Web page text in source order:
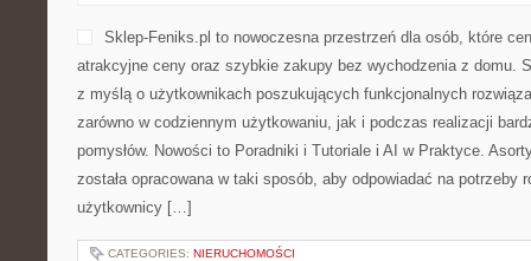
Sklep-Feniks.pl to nowoczesna przestrzeń dla osób, które
atrakcyjne ceny oraz szybkie zakupy bez wychodzenia z domu.
z myślą o użytkownikach poszukujących funkcjonalnych
zarówno w codziennym użytkowaniu, jak i podczas realizacji
pomysłów. Nowości to Poradniki i Tutoriale i AI w Praktyce.
została opracowana w taki sposób, aby odpowiadać na potrzeby
użytkownicy […]
CATEGORIES: NIERUCHOMOŚCI